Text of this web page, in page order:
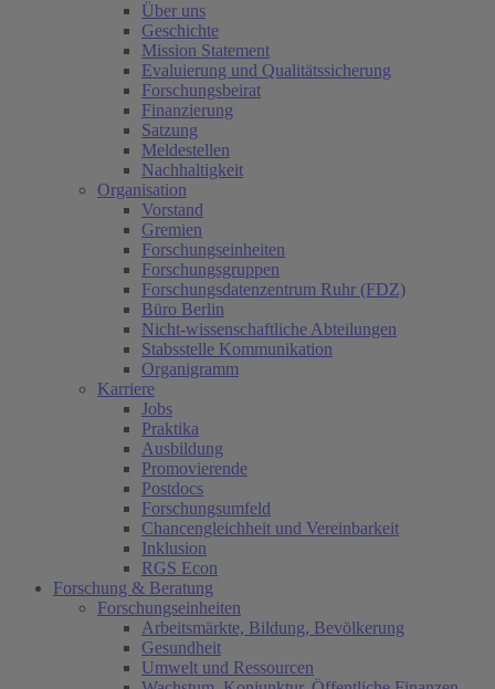
Über uns
Geschichte
Mission Statement
Evaluierung und Qualitätssicherung
Forschungsbeirat
Finanzierung
Satzung
Meldestellen
Nachhaltigkeit
Organisation
Vorstand
Gremien
Forschungseinheiten
Forschungsgruppen
Forschungsdatenzentrum Ruhr (FDZ)
Büro Berlin
Nicht-wissenschaftliche Abteilungen
Stabsstelle Kommunikation
Organigramm
Karriere
Jobs
Praktika
Ausbildung
Promovierende
Postdocs
Forschungsumfeld
Chancengleichheit und Vereinbarkeit
Inklusion
RGS Econ
Forschung & Beratung
Forschungseinheiten
Arbeitsmärkte, Bildung, Bevölkerung
Gesundheit
Umwelt und Ressourcen